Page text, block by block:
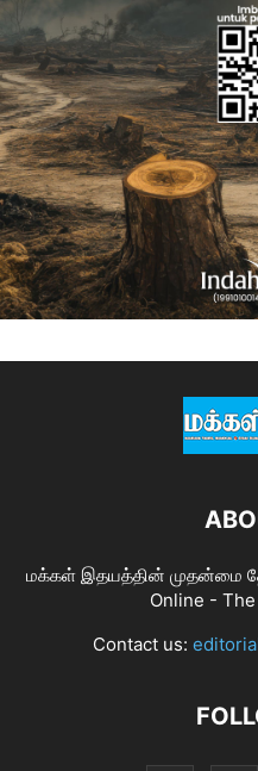
மக்கள் இதயத்தின் முதன்மை
Online -
Contact us: